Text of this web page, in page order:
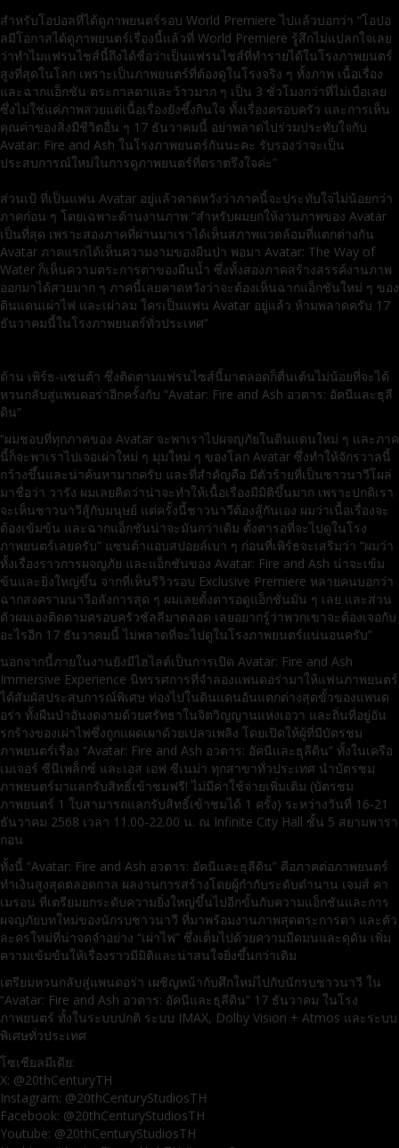
สำหรับโอปอลที่ได้ดูภาพยนตร์รอบ World Premiere ไปแล้วบอกว่า “โอปอ
ลมีโอกาสได้ดูภาพยนตร์เรื่องนี้แล้วที่ World Premiere รู้สึกไม่แปลกใจเลย
ว่าทำไมแฟรนไชส์นี้ถึงได้ชื่อว่าเป็นแฟรนไชส์ที่ทำรายได้ในโรงภาพยนตร์
สูงที่สุดในโลก เพราะเป็นภาพยนตร์ที่ต้องดูในโรงจริง ๆ ทั้งภาพ เนื้อเรื่อง
และฉากแอ็กชัน ตระกาลตาและว้าวมาก ๆ เป็น 3 ชั่วโมงกว่าที่ไม่เบื่อเลย
ซึ่งไม่ใช่แค่ภาพสวยแต่เนื้อเรื่องยังซึ้งกินใจ ทั้งเรื่องครอบครัว และการเห็น
คุณค่าของสิ่งมีชีวิตอื่น ๆ 17 ธันวาคมนี้ อย่าพลาดไปร่วมประทับใจกับ
Avatar: Fire and Ash ในโรงภาพยนตร์กันนะคะ รับรองว่าจะเป็น
ประสบการณ์ใหม่ในการดูภาพยนตร์ที่ตราตรึงใจค่ะ”
ส่วนเป้ ที่เป็นแฟน Avatar อยู่แล้วคาดหวังว่าภาคนี้จะประทับใจไม่น้อยกว่า
ภาคก่อน ๆ โดยเฉพาะด้านงานภาพ “สำหรับผมยกให้งานภาพของ Avatar
เป็นที่สุด เพราะสองภาคที่ผ่านมาเราได้เห็นสภาพแวดล้อมที่แตกต่างกัน
Avatar ภาคแรกได้เห็นความงามของผืนป่า พอมา Avatar: The Way of
Water ก็เห็นความตระการตาของผืนน้ำ ซึ่งทั้งสองภาคสร้างสรรค์งานภาพ
ออกมาได้สวยมาก ๆ ภาคนี้เลยคาดหวังว่าจะต้องเห็นฉากแอ็กชันใหม่ ๆ ของ
ดินแดนเผ่าไฟ และเผ่าลม ใครเป็นแฟน Avatar อยู่แล้ว ห้ามพลาดครับ 17
ธันวาคมนี้ในโรงภาพยนตร์ทั่วประเทศ”
ด้าน เพิร์ธ-แซนต้า ซึ่งติดตามแฟรนไซส์นี้มาตลอดก็ตื่นเต้นไม่น้อยที่จะได้
หวนกลับสู่แพนดอร่าอีกครั้งกับ “Avatar: Fire and Ash อวตาร: อัคนีและธุลี
ดิน”
“ผมชอบที่ทุกภาคของ Avatar จะพาเราไปผจญภัยในดินแดนใหม่ ๆ และภาค
นี้ก็จะพาเราไปเจอเผ่าใหม่ ๆ มุมใหม่ ๆ ของโลก Avatar ซึ่งทำให้จักรวาลนี้
กว้างขึ้นและน่าค้นหามากครับ และที่สำคัญคือ มีตัวร้ายที่เป็นชาวนาวีโผล่
มาชื่อว่า วารัง ผมเลยคิดว่าน่าจะทำให้เนื้อเรื่องมีมิติขึ้นมาก เพราะปกติเรา
จะเห็นชาวนาวีสู้กับมนุษย์ แต่ครั้งนี้ชาวนาวีต้องสู้กันเอง ผมว่าเนื้อเรื่องจะ
ต้องเข้มข้น และฉากแอ็กชันน่าจะมันกว่าเดิม ตั้งตารอที่จะไปดูในโรง
ภาพยนตร์เลยครับ” แซนต้าแอบสปอยล์เบา ๆ ก่อนที่เพิร์ธจะเสริมว่า “ผมว่า
ทั้งเรื่องราวการผจญภัย และแอ็กชันของ Avatar: Fire and Ash น่าจะเข้ม
ข้นและยิ่งใหญ่ขึ้น จากที่เห็นรีวิวรอบ Exclusive Premiere หลายคนบอกว่า
ฉากสงครามนาวีอลังการสุด ๆ ผมเลยตั้งตารอดูแอ็กชั่นมัน ๆ เลย และส่วน
ตัวผมเองติดตามครอบครัวซัลลีมาตลอด เลยอยากรู้ว่าพวกเขาจะต้องเจอกับ
อะไรอีก 17 ธันวาคมนี้ ไม่พลาดที่จะไปดูในโรงภาพยนตร์แน่นอนครับ”
นอกจากนี้ภายในงานยังมีไฮไลต์เป็นการเปิด Avatar: Fire and Ash
Immersive Experience นิทรรศการที่จำลองแพนดอร่ามาให้แฟนภาพยนตร์
ได้สัมผัสประสบการณ์พิเศษ ท่องไปในดินแดนอันแตกต่างสุดขั้วของแพนด
อร่า ทั้งผืนป่าอันงดงามด้วยศรัทธาในจิตวิญญานแห่งเอวา และถิ่นที่อยู่อัน
รกร้างของเผ่าไฟซึ่งถูกแผดเผาด้วยเปลวเพลิง โดยเปิดให้ผู้ที่มีบัตรชม
ภาพยนตร์เรื่อง “Avatar: Fire and Ash อวตาร: อัคนีและธุลีดิน” ทั้งในเครือ
เมเจอร์ ซีนีเพล็กซ์ และเอส เอฟ ซีเนม่า ทุกสาขาทั่วประเทศ นําบัตรชม
ภาพยนตร์มาแลกรับสิทธิ์เข้าชมฟรี! ไม่มีค่าใช้จ่ายเพิ่มเติม (บัตรชม
ภาพยนตร์ 1 ใบสามารถแลกรับสิทธิ์เข้าชมได้ 1 ครั้ง) ระหว่างวันที่ 16-21
ธันวาคม 2568 เวลา 11.00-22.00 น. ณ Infinite City Hall ชั้น 5 สยามพารา
กอน
ทั้งนี้ “Avatar: Fire and Ash อวตาร: อัคนีและธุลีดิน” คือภาคต่อภาพยนตร์
ทำเงินสูงสุดตลอดกาล ผลงานการสร้างโดยผู้กำกับระดับตำนาน เจมส์ คา
เมรอน ที่เตรียมยกระดับความยิ่งใหญ่ขึ้นไปอีกขั้นกับความแอ็กชันและการ
ผจญภัยบทใหม่ของนักรบชาวนาวี ที่มาพร้อมงานภาพสุดตระการตา และตัว
ละครใหม่ที่น่าจดจำอย่าง “เผ่าไฟ” ซึ่งเต็มไปด้วยความมืดมนและดุดัน เพิ่ม
ความเข้มข้นให้เรื่องราวมีมิติและน่าสนใจยิ่งขึ้นกว่าเดิม
เตรียมหวนกลับสู่แพนดอร่า เผชิญหน้ากับศึกใหม่ไปกับนักรบชาวนาวี ใน
“Avatar: Fire and Ash อวตาร: อัคนีและธุลีดิน” 17 ธันวาคม ในโรง
ภาพยนตร์ ทั้งในระบบปกติ ระบบ IMAX, Dolby Vision + Atmos และระบบ
พิเศษทั่วประเทศ
โซเชียลมีเดีย:
X: @20thCenturyTH
Instagram: @20thCenturyStudiosTH
Facebook: @20thCenturyStudiosTH
Youtube: @20thCenturyStudiosTH